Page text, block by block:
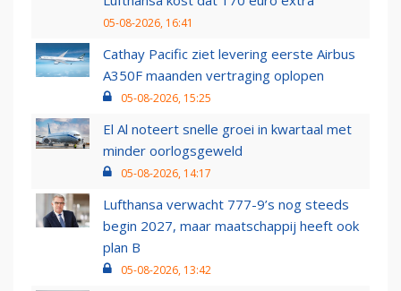
05-08-2026, 16:41
Cathay Pacific ziet levering eerste Airbus
A350F maanden vertraging oplopen
05-08-2026, 15:25
El Al noteert snelle groei in kwartaal met
minder oorlogsgeweld
05-08-2026, 14:17
Lufthansa verwacht 777-9’s nog steeds
begin 2027, maar maatschappij heeft ook
plan B
05-08-2026, 13:42